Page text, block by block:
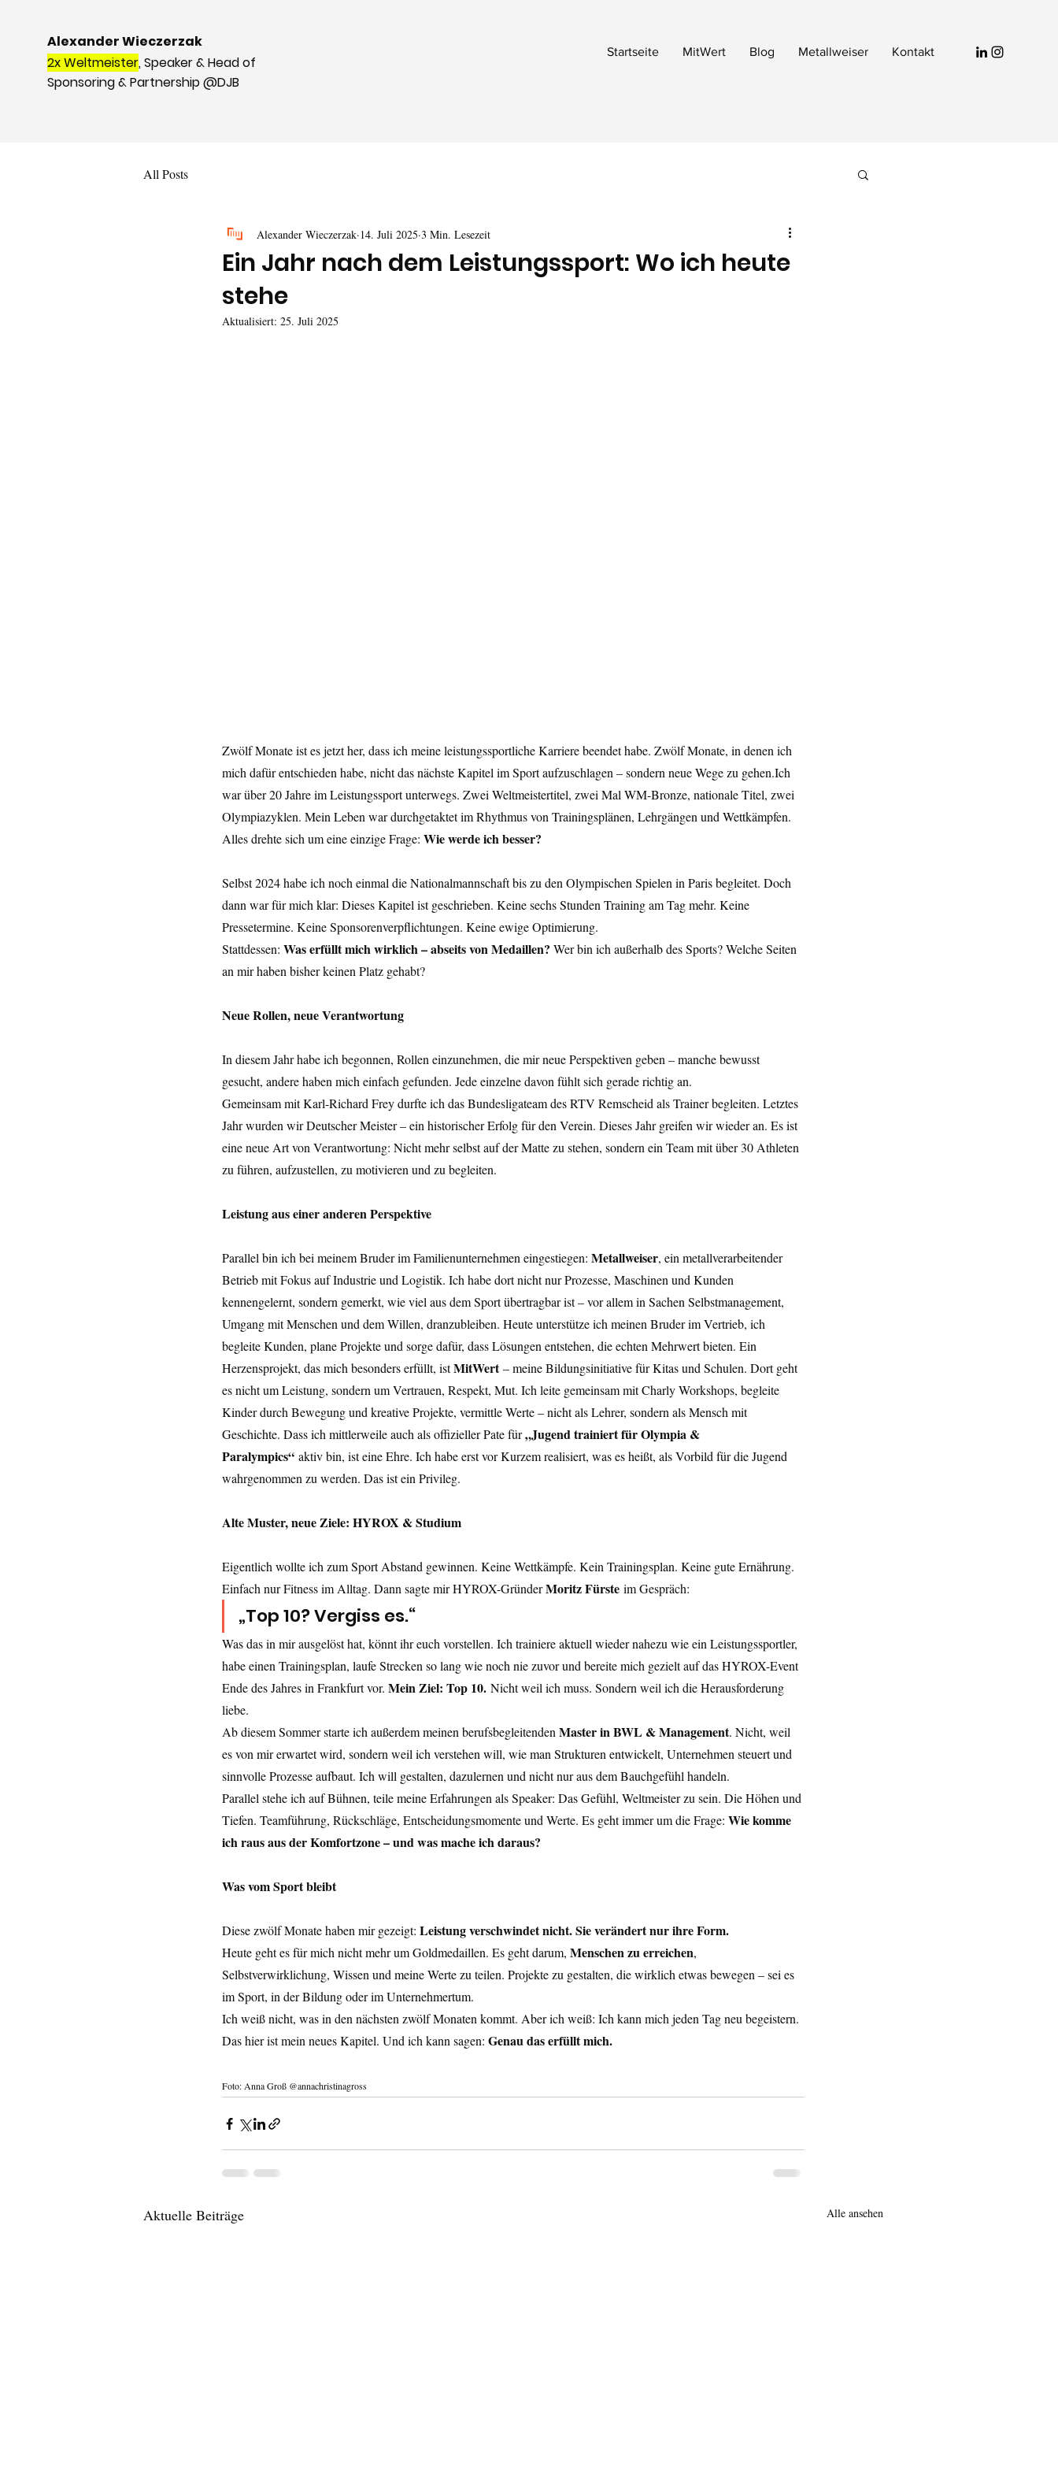
Alexander Wieczerzak
2x Weltmeister, Speaker & Head of
Sponsoring & Partnership @DJB
Startseite MitWert Blog Metallweiser Kontakt
All Posts
Ein Jahr nach dem Leistungssport: Wo ich heute
stehe
Alexander Wieczerzak 14. Juli 2025 3 Min. Lesezeit
Aktualisiert: 25. Juli 2025
Zwölf Monate ist es jetzt her, dass ich meine leistungssportliche Karriere beendet habe. Zwölf Monate, in denen ich
mich dafür entschieden habe, nicht das nächste Kapitel im Sport aufzuschlagen – sondern neue Wege zu gehen.Ich
war über 20 Jahre im Leistungssport unterwegs. Zwei Weltmeistertitel, zwei Mal WM-Bronze, nationale Titel, zwei
Olympiazyklen. Mein Leben war durchgetaktet im Rhythmus von Trainingsplänen, Lehrgängen und Wettkämpfen.
Alles drehte sich um eine einzige Frage: Wie werde ich besser?
Selbst 2024 habe ich noch einmal die Nationalmannschaft bis zu den Olympischen Spielen in Paris begleitet. Doch
dann war für mich klar: Dieses Kapitel ist geschrieben. Keine sechs Stunden Training am Tag mehr. Keine
Pressetermine. Keine Sponsorenverpflichtungen. Keine ewige Optimierung.
Stattdessen: Was erfüllt mich wirklich – abseits von Medaillen? Wer bin ich außerhalb des Sports? Welche Seiten
an mir haben bisher keinen Platz gehabt?
Neue Rollen, neue Verantwortung
In diesem Jahr habe ich begonnen, Rollen einzunehmen, die mir neue Perspektiven geben – manche bewusst
gesucht, andere haben mich einfach gefunden. Jede einzelne davon fühlt sich gerade richtig an.
Gemeinsam mit Karl-Richard Frey durfte ich das Bundesligateam des RTV Remscheid als Trainer begleiten. Letztes
Jahr wurden wir Deutscher Meister – ein historischer Erfolg für den Verein. Dieses Jahr greifen wir wieder an. Es ist
eine neue Art von Verantwortung: Nicht mehr selbst auf der Matte zu stehen, sondern ein Team mit über 30 Athleten
zu führen, aufzustellen, zu motivieren und zu begleiten.
Leistung aus einer anderen Perspektive
Parallel bin ich bei meinem Bruder im Familienunternehmen eingestiegen: Metallweiser, ein metallverarbeitender
Betrieb mit Fokus auf Industrie und Logistik. Ich habe dort nicht nur Prozesse, Maschinen und Kunden
kennengelernt, sondern gemerkt, wie viel aus dem Sport übertragbar ist – vor allem in Sachen Selbstmanagement,
Umgang mit Menschen und dem Willen, dranzubleiben. Heute unterstütze ich meinen Bruder im Vertrieb, ich
begleite Kunden, plane Projekte und sorge dafür, dass Lösungen entstehen, die echten Mehrwert bieten. Ein
Herzensprojekt, das mich besonders erfüllt, ist MitWert – meine Bildungsinitiative für Kitas und Schulen. Dort geht
es nicht um Leistung, sondern um Vertrauen, Respekt, Mut. Ich leite gemeinsam mit Charly Workshops, begleite
Kinder durch Bewegung und kreative Projekte, vermittle Werte – nicht als Lehrer, sondern als Mensch mit
Geschichte. Dass ich mittlerweile auch als offizieller Pate für „Jugend trainiert für Olympia &
Paralympics“ aktiv bin, ist eine Ehre. Ich habe erst vor Kurzem realisiert, was es heißt, als Vorbild für die Jugend
wahrgenommen zu werden. Das ist ein Privileg.
Alte Muster, neue Ziele: HYROX & Studium
Eigentlich wollte ich zum Sport Abstand gewinnen. Keine Wettkämpfe. Kein Trainingsplan. Keine gute Ernährung.
Einfach nur Fitness im Alltag. Dann sagte mir HYROX-Gründer Moritz Fürste im Gespräch:
„Top 10? Vergiss es.“
Was das in mir ausgelöst hat, könnt ihr euch vorstellen. Ich trainiere aktuell wieder nahezu wie ein Leistungssportler,
habe einen Trainingsplan, laufe Strecken so lang wie noch nie zuvor und bereite mich gezielt auf das HYROX-Event
Ende des Jahres in Frankfurt vor. Mein Ziel: Top 10. Nicht weil ich muss. Sondern weil ich die Herausforderung
liebe.
Ab diesem Sommer starte ich außerdem meinen berufsbegleitenden Master in BWL & Management. Nicht, weil
es von mir erwartet wird, sondern weil ich verstehen will, wie man Strukturen entwickelt, Unternehmen steuert und
sinnvolle Prozesse aufbaut. Ich will gestalten, dazulernen und nicht nur aus dem Bauchgefühl handeln.
Parallel stehe ich auf Bühnen, teile meine Erfahrungen als Speaker: Das Gefühl, Weltmeister zu sein. Die Höhen und
Tiefen. Teamführung, Rückschläge, Entscheidungsmomente und Werte. Es geht immer um die Frage: Wie komme
ich raus aus der Komfortzone – und was mache ich daraus?
Was vom Sport bleibt
Diese zwölf Monate haben mir gezeigt: Leistung verschwindet nicht. Sie verändert nur ihre Form.
Heute geht es für mich nicht mehr um Goldmedaillen. Es geht darum, Menschen zu erreichen,
Selbstverwirklichung, Wissen und meine Werte zu teilen. Projekte zu gestalten, die wirklich etwas bewegen – sei es
im Sport, in der Bildung oder im Unternehmertum.
Ich weiß nicht, was in den nächsten zwölf Monaten kommt. Aber ich weiß: Ich kann mich jeden Tag neu begeistern.
Das hier ist mein neues Kapitel. Und ich kann sagen: Genau das erfüllt mich.
Foto: Anna Groß @annachristinagross
Aktuelle Beiträge Alle ansehen